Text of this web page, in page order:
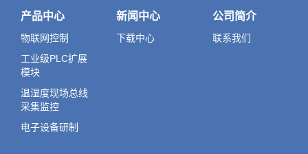
产品中心
物联网控制
工业级PLC扩展
模块
温湿度现场总线
采集监控
电子设备研制
新闻中心
下载中心
公司简介
联系我们